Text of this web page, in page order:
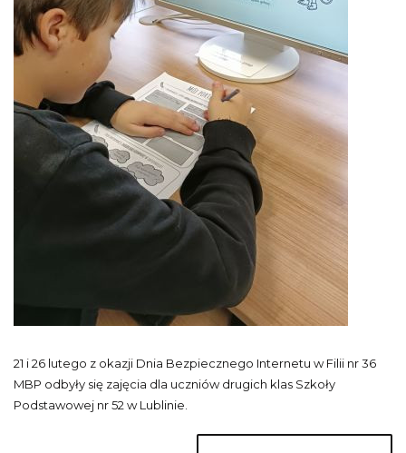
21 i 26 lutego z okazji Dnia Bezpiecznego Internetu w Filii nr 36
MBP odbyły się zajęcia dla uczniów drugich klas Szkoły
Podstawowej nr 52 w Lublinie.